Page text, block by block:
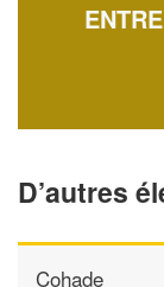
D’autres
Cohade